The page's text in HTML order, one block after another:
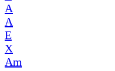
A
A
E
X
Am